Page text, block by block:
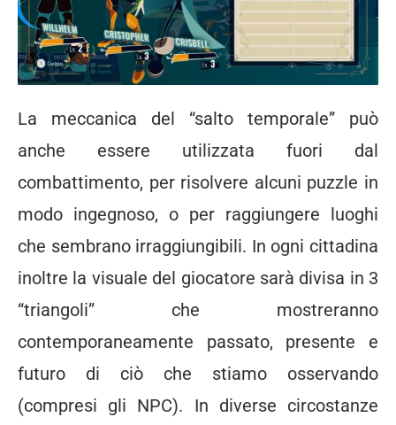
La meccanica del “salto temporale” può
anche essere utilizzata fuori dal
combattimento, per risolvere alcuni puzzle in
modo ingegnoso, o per raggiungere luoghi
che sembrano irraggiungibili. In ogni cittadina
inoltre la visuale del giocatore sarà divisa in 3
“triangoli” che mostreranno
contemporaneamente passato, presente e
futuro di ciò che stiamo osservando
(compresi gli NPC). In diverse circostanze